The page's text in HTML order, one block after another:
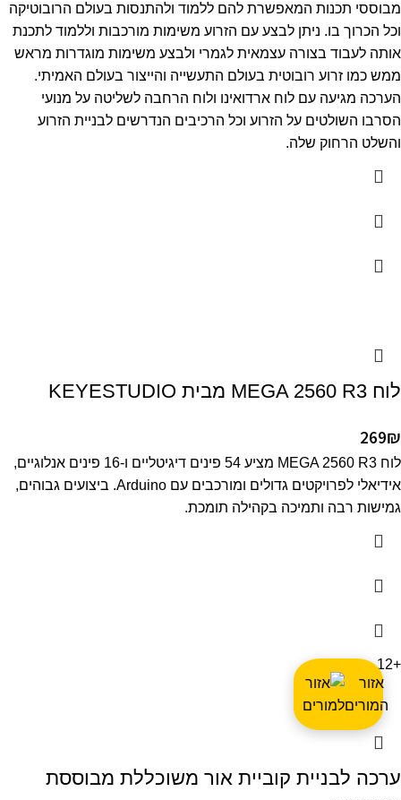
אזור
המורים
מבוססי תכנות המאפשרת להם ללמוד ולהתנסות בעולם הרובוטיקה
וכל הכרוך בו. ניתן לבצע עם הזרוע משימות מורכבות וללמוד לתכנת
אותה לעבוד בצורה עצמאית לגמרי ולבצע משימות מוגדרות מראש
ממש כמו זרוע רובוטית בעולם התעשייה והייצור בעולם האמיתי.
הערכה מגיעה עם לוח ארדואינו ולוח הרחבה לשליטה על מנועי
הסרבו השולטים על הזרוע וכל הרכיבים הנדרשים לבניית הזרוע
והשלט הרחוק שלה.
לוח MEGA 2560 R3 מבית KEYESTUDIO
269₪
לוח MEGA 2560 R3 מציע 54 פינים דיגיטליים ו-16 פינים אנלוגיים,
אידיאלי לפרויקטים גדולים ומורכבים עם Arduino. ביצועים גבוהים,
גמישות רבה ותמיכה בקהילה תומכת.
+12
ערכה לבניית קוביית אור משוכללת מבוססת